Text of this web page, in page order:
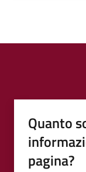
Quanto
pagina?